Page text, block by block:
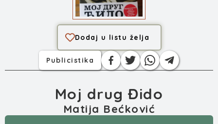
Dodaj u listu želja
Publicistika
Moj drug Đido
Matija Bećković